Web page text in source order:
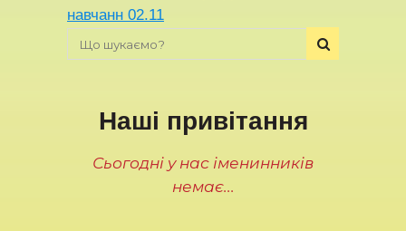
навчанн 02.11
Наші привітання
Сьогодні у нас іменинників
немає...